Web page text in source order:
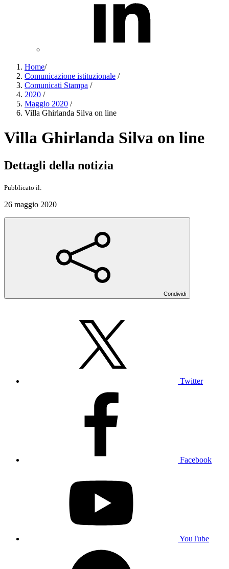
Home/
Comunicazione istituzionale /
Comunicati Stampa /
2020 /
Maggio 2020 /
Villa Ghirlanda Silva on line
Villa Ghirlanda Silva on line
Dettagli della notizia
Pubblicato il:
26 maggio 2020
Condividi
Twitter
Facebook
YouTube